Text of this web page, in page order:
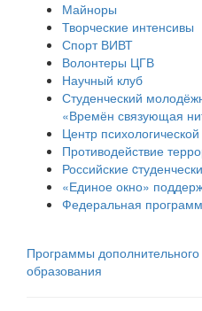
Майноры
Творческие интенсивы
Спорт ВИВТ
Волонтеры ЦГВ
Научный клуб
Студенческий
«Времён связующая
Центр
Противодействие
Российские
«Единое окно»
Федеральная
Программы
образования